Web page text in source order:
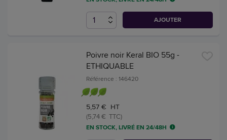
AJOUTER
Poivre noir Keral BIO 55g -
ETHIQUABLE
Référence : 146420
5,57 € HT
(5,74 € TTC)
EN STOCK, LIVRÉ EN 24/48H